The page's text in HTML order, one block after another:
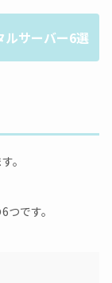
ルサーバー6選
。
です。